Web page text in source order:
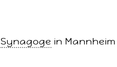
Synagoge in Mannheim